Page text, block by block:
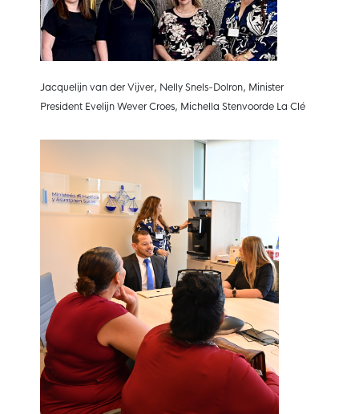
Jacquelijn van der Vijver, Nelly Snels-Dolron, Minister
President Evelijn Wever Croes, Michella Stenvoorde La Clé